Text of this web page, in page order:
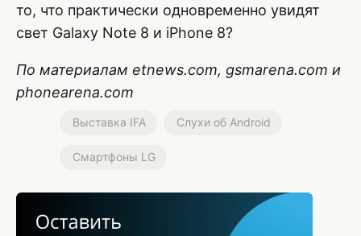
то, что практически одновременно увидят
свет Galaxy Note 8 и iPhone 8?
По материалам etnews.com, gsmarena.com и
phonearena.com
Выставка IFA Слухи об Android
Смартфоны LG